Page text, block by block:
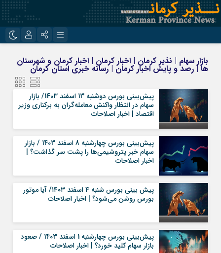
روبیکا
ایتا
رمز عبور
مرا به خاطر بسپار
بازار سهام | نذیر کرمان | اخبار کرمان | اخبار کرمان و شهرستان
ها | رصد و پایش اخبار کرمان | رسانه خبری استان کرمان
پیش‌بینی بورس دوشنبه 13 اسفند 1403/ بازار
سهام در انتظار واکنش معامله‌گران به برکناری وزیر
اقتصاد | اخبار اصلاحات
پیش‌بینی بورس چهارشنبه 8 اسفند 1403 / بازار
سهام خبر پتروشیمی‌ها را پشت سر گذاشت؟ |
اخبار اصلاحات
پیش بینی بورس شنبه ۴ اسفند ۱۴۰۳/ آیا موتور
بورس روشن می‌شود؟ | اخبار اصلاحات
پیش‌بینی بورس چهارشنبه 1 اسفند 1403 / صعود
بازار سهام کلید خورد؟ | اخبار اصلاحات